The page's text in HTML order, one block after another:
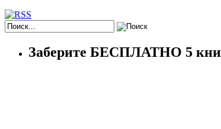
Заберите БЕСПЛАТНО 5